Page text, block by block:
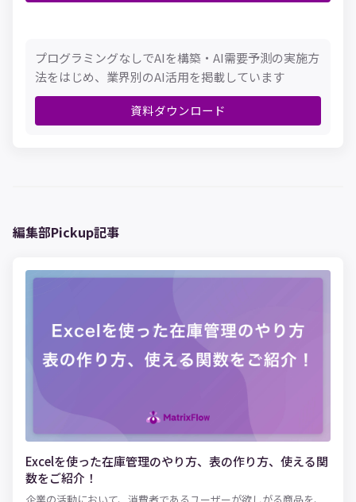
プログラミングなしでAIを構築・AI需要予測の実施方
法をはじめ、業界別のAI活用を掲載しています
資料ダウンロード
編集部Pickup記事
Excelを使った在庫管理のやり方、表の作り方、使える関
数をご紹介！